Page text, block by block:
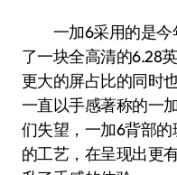
一加6采用的是今
了一块全高清的6.28
更大的屏占比的同时
一直以手感著称的一
们失望，一加6背部
的工艺，在呈现出更